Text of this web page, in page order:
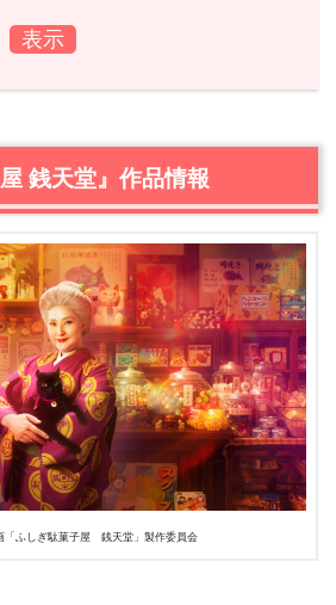
銭天堂』作品情報
ようこそ銭天堂へ
郎と、悩める後輩・相田
の対決
らす心
を救うために
うかは、お客様次第
しぎ駄菓子屋 銭天堂』感想
勇気を描いた物語
石萌音の対照的な演技
いメッセージ
銭天堂』作品情報
「ふしぎ駄菓子屋 銭天堂」製作委員会